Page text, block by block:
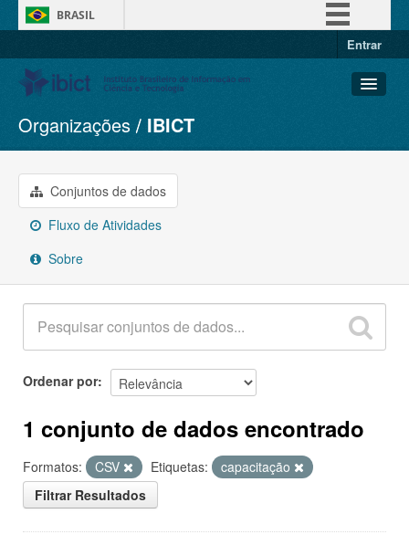
BRASIL
Entrar
Conjuntos de dados
Organizações
Grupos
Sobre
Organizações IBICT
Conjuntos de dados
Fluxo de Atividades
Sobre
Ordenar por
1 conjunto de dados encontrado
Formatos: CSV Etiquetas:
capacitação
Filtrar Resultados